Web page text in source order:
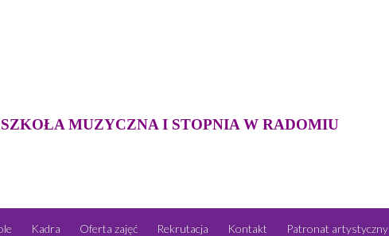
MUZYCZNA I STOPNIA W RADOMIU
Kadra Oferta zajęć Rekrutacja Kontakt Patronat artystyczny